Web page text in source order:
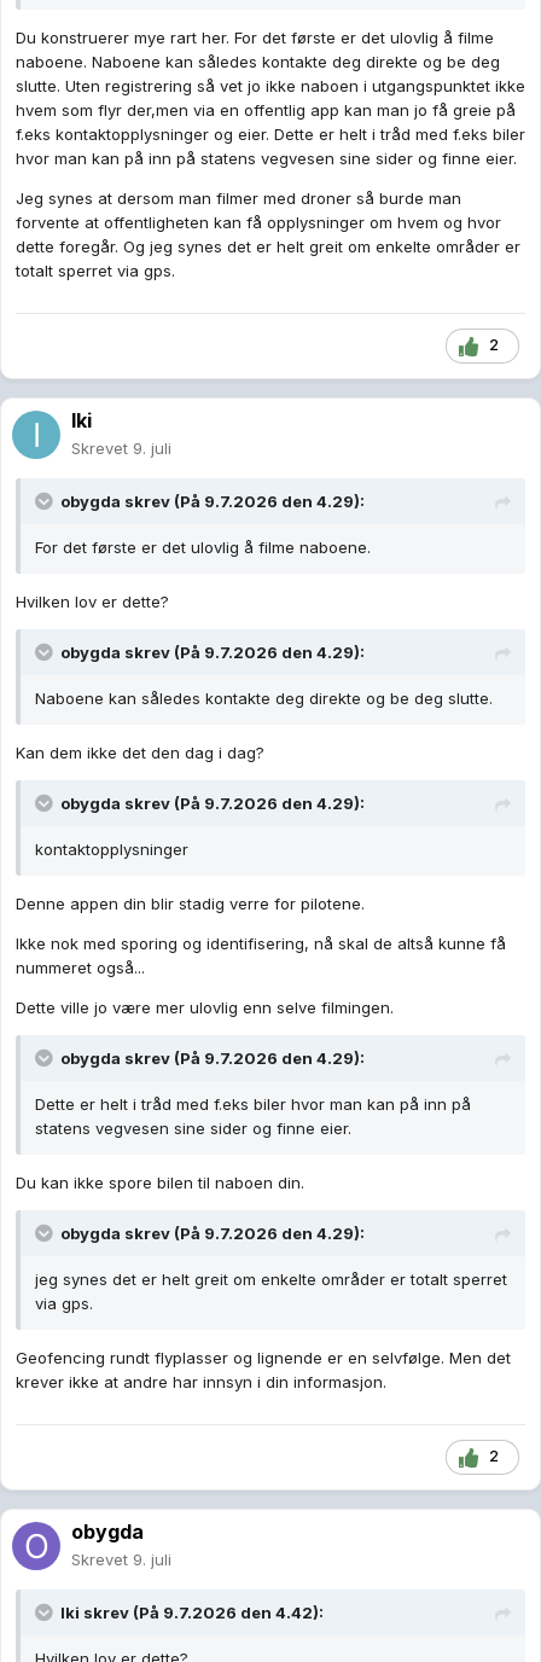
Så han ringer inn til politiet for å anmelde denne mistenkelige
flygingen.
Politiet åpner appen sin, ser at du er registrert.
Skal politiet da ignorere naboen sin bekymring ettersom du er
registrert?
Skal politiet ta naboen seriøst, og bruke dataene fra appen til
å sende deg en bot i posten?
Eller skal politiet måtte rykke ut for å se hva som foregår med
Hva skjer når flere personer i et område har registrert seg,
men en av dem ikke har? På et turistmål eller lignende?
Hva skal skje når en drone som ikke kommer opp i noen app
blir rapportert?
Hva skal man gjøre med falske rapporter?
registrert så er du jo selvfølgelig sikker"
kreve at alle som ønsker å ta bilder i det offentlige må
seg opp og ha gps sporing 24/7 slik at politiet kan være sikre
privatpersoner å eie kamera?
Vi kan jo innføre en lov som sier at alle som skal ha et kamera
må låne dette av politiet, og de må da ha en gps på kameraet
spioner og lignende. Dette må jo være den perfekte
Du konstruerer mye rart her. For det første er det ulovlig å filme
naboene. Naboene kan således kontakte deg direkte og be deg
slutte. Uten registrering så vet jo ikke naboen i utgangspunktet ikke
hvem som flyr der,men via en offentlig app kan man jo få greie på
f.eks kontaktopplysninger og eier. Dette er helt i tråd med f.eks biler
hvor man kan på inn på statens vegvesen sine sider og finne eier.
Jeg synes at dersom man filmer med droner så burde man
forvente at offentligheten kan få opplysninger om hvem og hvor
dette foregår. Og jeg synes det er helt greit om enkelte områder er
totalt sperret via gps.
2
Iki
Skrevet 9. juli
obygda skrev (På 9.7.2026 den 4.29):
For det første er det ulovlig å filme naboene.
Hvilken lov er dette?
obygda skrev (På 9.7.2026 den 4.29):
Naboene kan således kontakte deg direkte og be deg slutte.
Kan dem ikke det den dag i dag?
obygda skrev (På 9.7.2026 den 4.29):
kontaktopplysninger
Denne appen din blir stadig verre for pilotene.
Ikke nok med sporing og identifisering, nå skal de altså kunne få
nummeret også...
Dette ville jo være mer ulovlig enn selve filmingen.
obygda skrev (På 9.7.2026 den 4.29):
Dette er helt i tråd med f.eks biler hvor man kan på inn på
statens vegvesen sine sider og finne eier.
Du kan ikke spore bilen til naboen din.
obygda skrev (På 9.7.2026 den 4.29):
jeg synes det er helt greit om enkelte områder er totalt sperret
via gps.
Geofencing rundt flyplasser og lignende er en selvfølge. Men det
krever ikke at andre har innsyn i din informasjon.
2
obygda
Skrevet 9. juli
Iki skrev (På 9.7.2026 den 4.42):